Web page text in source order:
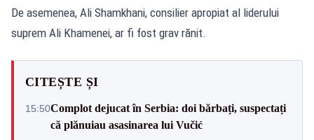
De asemenea, Ali Shamkhani, consilier apropiat al liderului
suprem Ali Khamenei, ar fi fost grav rănit.
CITEȘTE ȘI
15:50Complot dejucat în Serbia: doi bărbați, suspectați
că plănuiau asasinarea lui Vučić